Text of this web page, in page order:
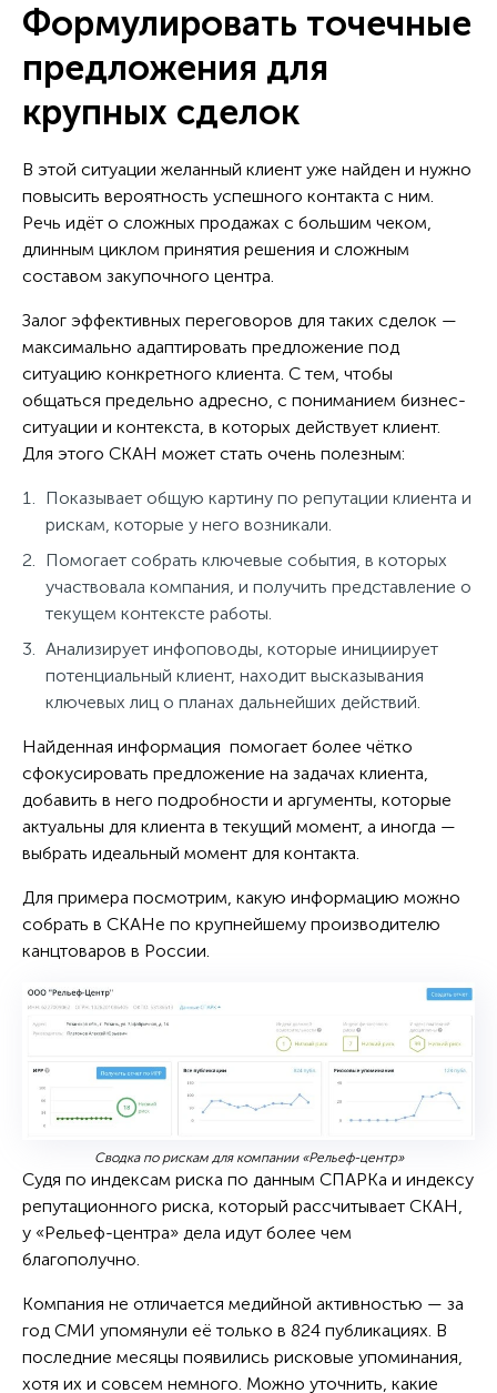
Формулировать точечные
предложения для
крупных сделок
В этой ситуации желанный клиент уже найден и нужно
повысить вероятность успешного контакта с ним.
Речь идёт о сложных продажах с большим чеком,
длинным циклом принятия решения и сложным
составом закупочного центра.
Залог эффективных переговоров для таких сделок —
максимально адаптировать предложение под
ситуацию конкретного клиента. С тем, чтобы
общаться предельно адресно, с пониманием бизнес-
ситуации и контекста, в которых действует клиент.
Для этого СКАН может стать очень полезным:
Показывает общую картину по репутации клиента и
рискам, которые у него возникали.
Помогает собрать ключевые события, в которых
участвовала компания, и получить представление о
текущем контексте работы.
Анализирует инфоповоды, которые инициирует
потенциальный клиент, находит высказывания
ключевых лиц о планах дальнейших действий.
Найденная информация помогает более чётко
сфокусировать предложение на задачах клиента,
добавить в него подробности и аргументы, которые
актуальны для клиента в текущий момент, а иногда —
выбрать идеальный момент для контакта.
Для примера посмотрим, какую информацию можно
собрать в СКАНе по крупнейшему производителю
канцтоваров в России.
Сводка по рискам для компании «Рельеф-центр»
Судя по индексам риска по данным СПАРКа и индексу
репутационного риска, который рассчитывает СКАН,
у «Рельеф-центра» дела идут более чем
благополучно.
Компания не отличается медийной активностью — за
год СМИ упомянули её только в 824 публикациях. В
последние месяцы появились рисковые упоминания,
хотя их и совсем немного. Можно уточнить, какие